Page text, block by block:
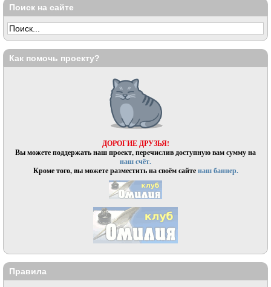
Поиск на сайте
Как помочь проекту?
ДОРОГИЕ ДРУЗЬЯ!
Вы можете поддержать наш проект, перечислив доступную вам сумму на
наш счёт.
Кроме того, вы можете разместить на своём сайтенаш баннер.
Правила